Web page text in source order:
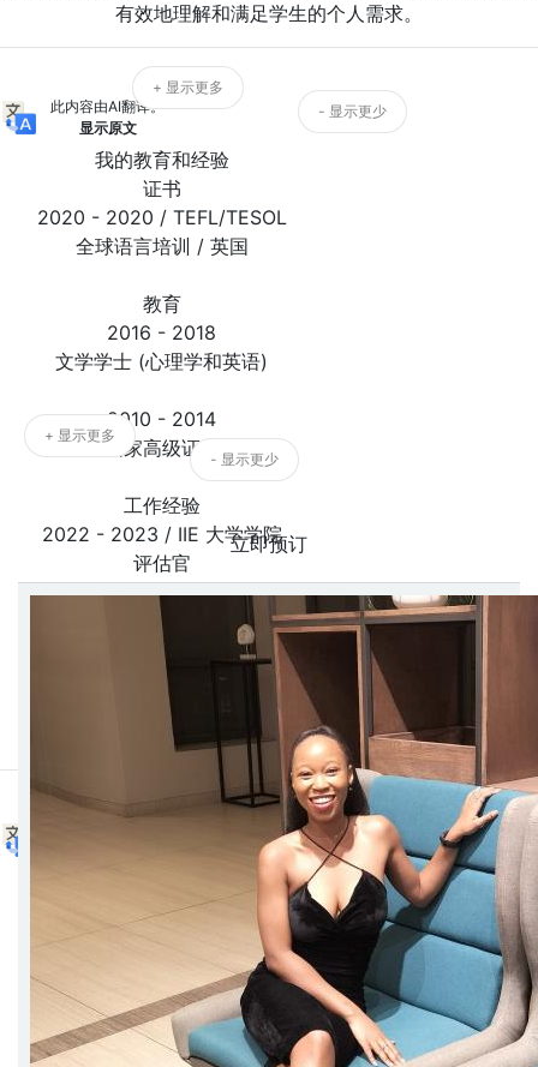
有效地理解和满足学生的个人需求。
此内容由AI翻译。
显示原文
+ 显示更多
- 显示更少
我的教育和经验
证书
2020 - 2020 / TEFL/TESOL
全球语言培训 / 英国
教育
2016 - 2018
文学学士 (心理学和英语)
2010 - 2014
国家高级证书
工作经验
2022 - 2023 / IIE 大学学院
评估官
2022 - 2022 / IIE 大学学院
招生官员
2020 - 2022 / MPC Connect
语言顾问
+ 显示更多
- 显示更少
立即预订